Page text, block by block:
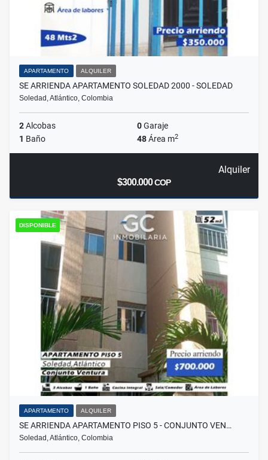
APARTAMENTO ALQUILER
SE ARRIENDA APARTAMENTO SOLEDAD 2000 - SOLEDAD
Soledad, Atlántico, Colombia
2Alcobas 0Garaje
1 Baño 48Área m2
Alquiler
$300.000COP
DISPONIBLE
APARTAMENTO ALQUILER
SE ARRIENDA APARTAMENTO PISO 5 - CONJUNTO VEN…
Soledad, Atlántico, Colombia